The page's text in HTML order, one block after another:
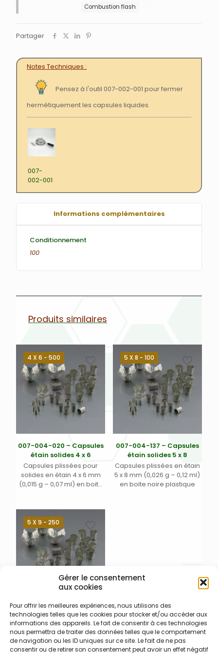
Gérer le consentement
aux cookies
Pour offrir les meilleures expériences, nous utilisons des
technologies telles que les cookies pour stocker et/ou accéder aux
informations des appareils. Le fait de consentir à ces technologies
nous permettra de traiter des données telles que le comportement
de navigation ou les ID uniques sur ce site. Le fait de ne pas
consentir ou de retirer son consentement peut avoir un effet négatif
Combustion flash
Partager
Notes Techniques
Pensez à l'outil 007-002-001 pour fermer
hermétiquement les capsules liquides.
007-
002-001
Informations complémentaires
Conditionnement
100
Produits similaires
4 X 6 - 500
007-004-020 – Capsules
étain solides 4 x 6
Capsules plissées pour
solides en étain 4 x 6 mm
(0,015 g – 0,07 ml) en boite
5 X 8 - 100
007-004-137 – Capsules
étain solides 5 x 8
Capsules plissées en étain
5 x 8 mm (0,026 g – 0,12 ml)
en boite noire plastique
5 X 9 - 250
007-004-029 – Capsules
étain solides 5 x 9 mm
Capsules plissées en étain
5 x 9 mm (0,033 g – 0,15 ml)
en boite noire plastique